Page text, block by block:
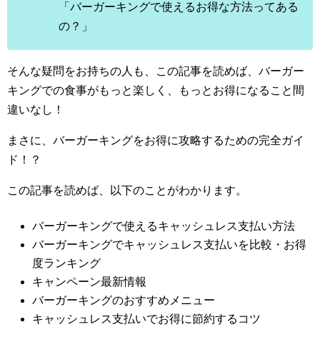
「バーガーキングで使えるお得な方法ってある
の？」
そんな疑問をお持ちの人も、この記事を読めば、バーガー
キングでの食事がもっと楽しく、もっとお得になること間
違いなし！
まさに、バーガーキングをお得に攻略するための完全ガイ
ド！？
この記事を読めば、以下のことがわかります。
バーガーキングで使えるキャッシュレス支払い方法
バーガーキングでキャッシュレス支払いを比較・お得
度ランキング
キャンペーン最新情報
バーガーキングのおすすめメニュー
キャッシュレス支払いでお得に節約するコツ